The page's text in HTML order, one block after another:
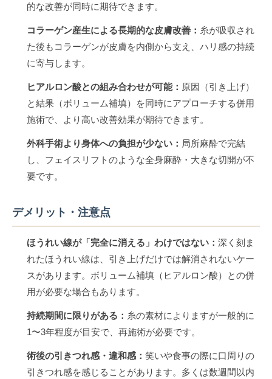
的な改善が同時に期待できます。
コラーゲン産生による長期的な皮膚改善： 糸が吸収され
た後もコラーゲンが皮膚を内側から支え、ハリ感の持続
に寄与します。
ヒアルロン酸との組み合わせが可能： 原因（引き上げ）
と結果（ボリューム補填）を同時にアプローチする併用
施術で、より高い改善効果が期待できます。
外科手術より身体への負担が少ない： 局所麻酔で完結
し、フェイスリフトのような全身麻酔・大きな切開が不
要です。
デメリット・注意点
ほうれい線が「完全に消える」わけではない： 深く刻ま
れたほうれい線は、引き上げだけでは解消されないケー
スがあります。ボリューム補填（ヒアルロン酸）との併
用が必要な場合もあります。
持続期間に限りがある： 糸の素材によりますが一般的に
1〜3年程度が目安で、再施術が必要です。
術後の引きつれ感・違和感： 笑いや食事の際に口周りの
引きつれ感を感じることがあります。多くは数週間以内